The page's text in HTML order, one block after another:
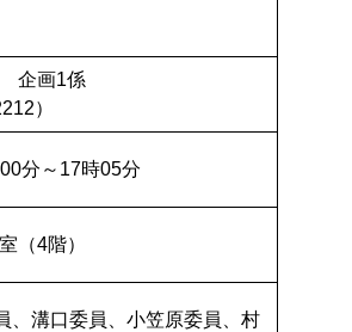
企画1係
）
分～17時05分
（4階）
、溝口委員、小笠原委員、村